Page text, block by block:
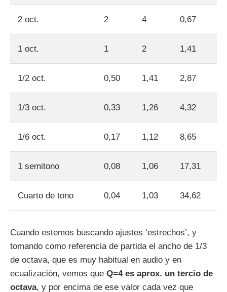
2 oct. 2 4 0,67
1 oct. 1 2 1,41
1/2 oct. 0,50 1,41 2,87
1/3 oct. 0,33 1,26 4,32
1/6 oct. 0,17 1,12 8,65
1 semitono 0,08 1,06 17,31
Cuarto de tono 0,04 1,03 34,62
Cuando estemos buscando ajustes ‘estrechos’, y
tomando como referencia de partida el ancho de 1/3
de octava, que es muy habitual en audio y en
ecualización, vemos que Q=4 es aprox. un tercio de
octava, y por encima de ese valor cada vez que